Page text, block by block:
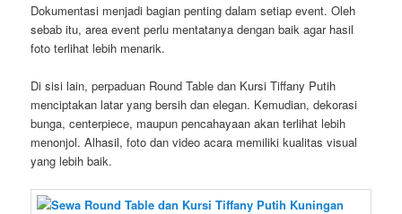
Dokumentasi menjadi bagian penting dalam setiap event. Oleh
sebab itu, area event perlu mentatanya dengan baik agar hasil
foto terlihat lebih menarik.
Di sisi lain, perpaduan Round Table dan Kursi Tiffany Putih
menciptakan latar yang bersih dan elegan. Kemudian, dekorasi
bunga, centerpiece, maupun pencahayaan akan terlihat lebih
menonjol. Alhasil, foto dan video acara memiliki kualitas visual
yang lebih baik.